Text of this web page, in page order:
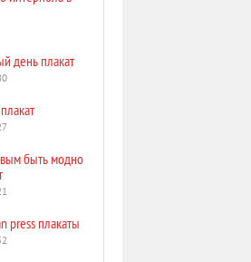
день плакат
быть модно
press плакаты